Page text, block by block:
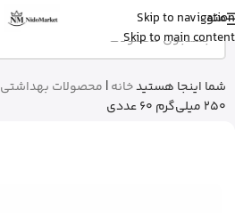
Skip to navigation
Skip to main content
منو
شما اینجا هستیدخانه| محصولات بهداشتی
250 میلی‌گرم 60 عددی
sinaاز اصفهان
قرص ول من اورجینال رو خرید کرد